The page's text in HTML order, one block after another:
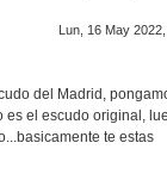
Lun, 16 May
del Madrid,
es el escudo original,
te estas